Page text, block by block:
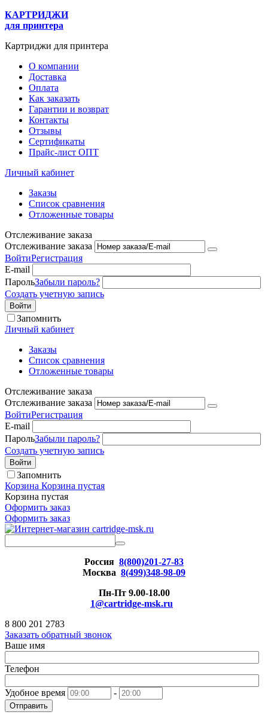
КАРТРИДЖИ
для принтера
Картриджи для принтера
О компании
Доставка
Оплата
Как заказать
Гарантии и возврат
Контакты
Отзывы
Сертификаты
Прайс-лист ОПТ
Личный кабинет
Заказы
Список сравнения
Отложенные товары
Отслеживание заказа
Отслеживание заказа
ВойтиРегистрация
E-mail
ПарольЗабыли пароль?
Создать учетную запись
Войти
Запомнить
Личный кабинет
Заказы
Список сравнения
Отложенные товары
Отслеживание заказа
Отслеживание заказа
ВойтиРегистрация
E-mail
ПарольЗабыли пароль?
Создать учетную запись
Войти
Запомнить
Корзина Корзина пустая
Корзина пустая
Оформить заказ
Оформить заказ
Россия 8(800)201-27-83
Москва 8(499)348-98-09
Пн-Пт 9.00-18.00
1@cartridge-msk.ru
8 800 201 2783
Заказать обратный звонок
Ваше имя
Телефон
Удобное время -
Отправить